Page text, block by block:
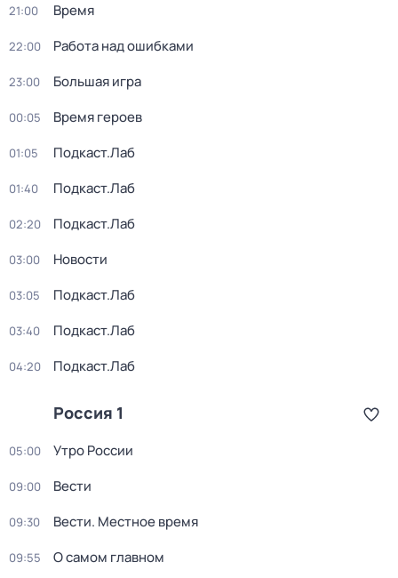
21:00 Время
22:00 Работа над ошибками
23:00 Большая игра
00:05 Время героев
01:05 Подкаст.Лаб
01:40 Подкаст.Лаб
02:20 Подкаст.Лаб
03:00 Новости
03:05 Подкаст.Лаб
03:40 Подкаст.Лаб
04:20 Подкаст.Лаб
Россия 1
05:00 Утро России
09:00 Вести
09:30 Вести. Местное время
09:55 О самом главном